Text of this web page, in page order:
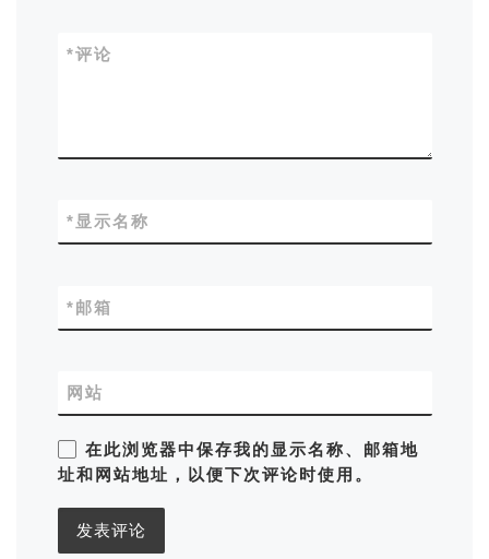
评论
*
显示名称
*
邮箱
*
网站
在此浏览器中保存我的显示名称、邮箱地
址和网站地址，以便下次评论时使用。